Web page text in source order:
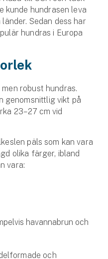
kunde hundrasen leva
Sedan dess har
hundras i Europa
robust hundras.
genomsnittlig vikt på
23–27 cm vid
päls som kan vara
olika färger, ibland
vara:
havannabrun och
och